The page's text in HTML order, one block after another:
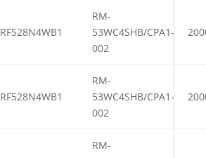
RF528N4WB1
RM-
53WC4SHB/CPA1-
002
RF528N4WB1
RM-
53WC4SHB/CPA1-
002
RM-